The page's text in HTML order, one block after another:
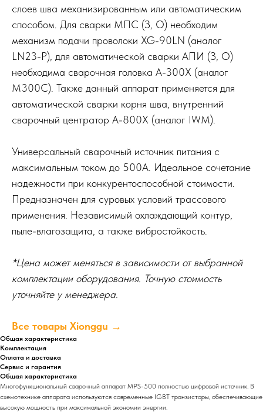
слоев шва механизированным или автоматическим
способом. Для сварки МПС (З, О) необходим
механизм подачи проволоки XG-90LN (аналог
LN23-P), для автоматической сварки АПИ (З, О)
необходима сварочная головка A-300X (аналог
M300C). Также данный аппарат применяется для
автоматической сварки корня шва, внутренний
сварочный центратор A-800X (аналог IWM).
Универсальный сварочный источник питания с
максимальным током до 500А. Идеальное сочетание
надежности при конкурентоспособной стоимости.
Предназначен для суровых условий трассового
применения. Независимый охлаждающий контур,
пыле-влагозащита, а также вибростойкость.
*Цена может меняться в зависимости от выбранной
комплектации оборудования. Точную стоимость
уточняйте у менеджера.
Все товары Xionggu →
Общая характеристика
Комплектация
Оплата и доставка
Сервис и гарантия
Общая характеристика
Многофункциональный сварочный аппарат MPS-500 полностью цифровой источник. В
схемотехнике аппарата используются современные IGBT транзисторы, обеспечивающие
высокую мощность при максимальной экономии энергии.